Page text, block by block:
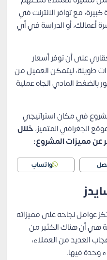
مع توافر الانترنت في
أعمالك، أو الدراسة في أي
على أن توفر أسعار
طويلة، ليتمكن العميل من
بالضغط المادي اتجاه عملية
في مكان استراتيجي
الجغرافي المتميز،خلال
عن مميزات المشروع:
واتساب
عوامل نجاحه على مميزاته
هي أن هناك الكثير من
العديد من العملاء،
وحدة فيها.